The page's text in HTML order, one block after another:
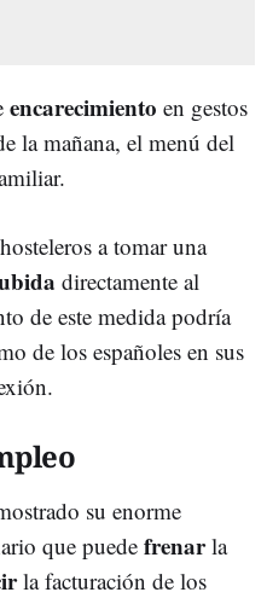
encarecimiento en gestos
la mañana, el menú del
a tomar una
directamente al
de este medida podría
de los españoles en sus
su enorme
que puede frenarla
la facturación de los